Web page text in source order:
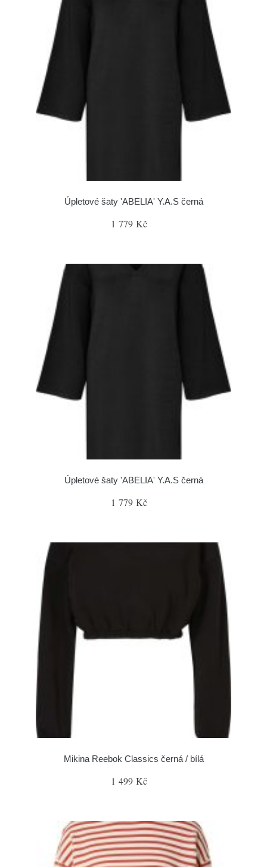
Úpletové šaty 'ABELIA' Y.A.S černá
1 779 Kč
Úpletové šaty 'ABELIA' Y.A.S černá
1 779 Kč
Mikina Reebok Classics černá / bílá
1 499 Kč